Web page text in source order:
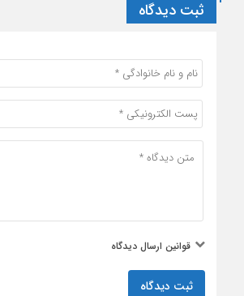
ثبت دیدگاه
قوانین ارسال دیدگاه
ثبت دیدگاه